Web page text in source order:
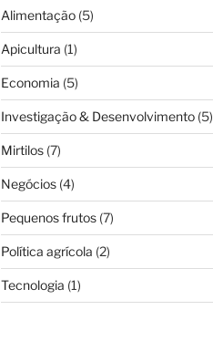
Alimentação(5)
Apicultura (1)
Economia (5)
Investigação & Desenvolvimento(5)
Mirtilos(7)
Negócios(4)
Pequenos frutos(7)
Política agrícola (2)
Tecnologia (1)